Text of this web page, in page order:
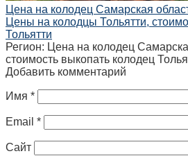
Цена на колодец Самарская
Цены на колодцы Тольятти,
Тольятти
Регион: Цена на колодец
стоимость выкопать колодец
Добавить комментарий
Имя *
Email *
Сайт